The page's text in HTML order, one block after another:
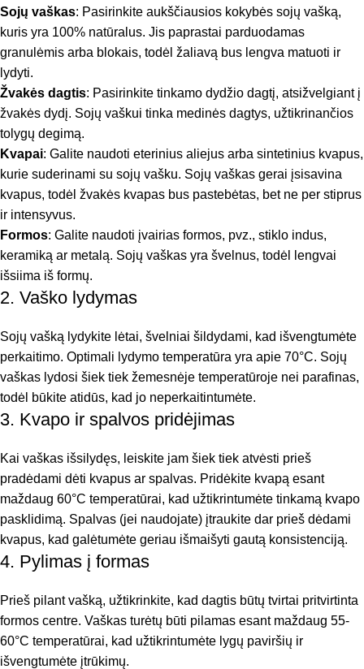
Sojų vaškas: Pasirinkite aukščiausios kokybės sojų vašką,
kuris yra 100% natūralus. Jis paprastai parduodamas
granulėmis arba blokais, todėl žaliavą bus lengva matuoti ir
lydyti.
Žvakės dagtis: Pasirinkite tinkamo dydžio dagtį, atsižvelgiant į
žvakės dydį. Sojų vaškui tinka medinės dagtys, užtikrinančios
tolygų degimą.
Kvapai: Galite naudoti eterinius aliejus arba sintetinius kvapus,
kurie suderinami su sojų vašku. Sojų vaškas gerai įsisavina
kvapus, todėl žvakės kvapas bus pastebėtas, bet ne per stiprus
ir intensyvus.
Formos: Galite naudoti įvairias formos, pvz., stiklo indus,
keramiką ar metalą. Sojų vaškas yra švelnus, todėl lengvai
išsiima iš formų.
2. Vaško lydymas
Sojų vašką lydykite lėtai, švelniai šildydami, kad išvengtumėte
perkaitimo. Optimali lydymo temperatūra yra apie 70°C. Sojų
vaškas lydosi šiek tiek žemesnėje temperatūroje nei parafinas,
todėl būkite atidūs, kad jo neperkaitintumėte.
3. Kvapo ir spalvos pridėjimas
Kai vaškas išsilydęs, leiskite jam šiek tiek atvėsti prieš
pradėdami dėti kvapus ar spalvas. Pridėkite kvapą esant
maždaug 60°C temperatūrai, kad užtikrintumėte tinkamą kvapo
pasklidimą. Spalvas (jei naudojate) įtraukite dar prieš dėdami
kvapus, kad galėtumėte geriau išmaišyti gautą konsistenciją.
4. Pylimas į formas
Prieš pilant vašką, užtikrinkite, kad dagtis būtų tvirtai pritvirtinta
formos centre. Vaškas turėtų būti pilamas esant maždaug 55-
60°C temperatūrai, kad užtikrintumėte lygų paviršių ir
išvengtumėte įtrūkimų.